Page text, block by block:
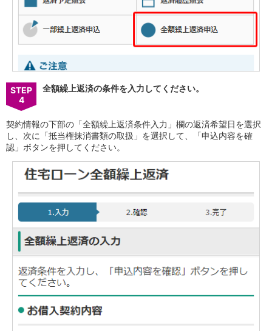
会社情報
ニュースリリース
法人のお客さま
STEP
4
全額繰上返済の条件を入力してください。
契約情報の下部の「全額繰上返済条件入力」欄の返済希望日を選択
し、次に「抵当権抹消書類の取扱」を選択して、「申込内容を確
認」ボタンを押してください。